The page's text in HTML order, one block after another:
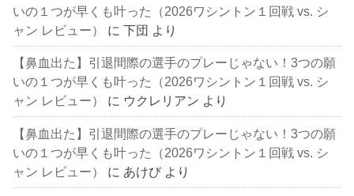
いの１つが早くも叶った（2026ワシントン１回戦 vs. シ
ャン レビュー）
に下団 より
【鼻血出た】引退間際の選手のプレーじゃない！3つの願
いの１つが早くも叶った（2026ワシントン１回戦 vs. シ
ャン レビュー）
に ウクレリアン より
【鼻血出た】引退間際の選手のプレーじゃない！3つの願
いの１つが早くも叶った（2026ワシントン１回戦 vs. シ
ャン レビュー）
に あけび より